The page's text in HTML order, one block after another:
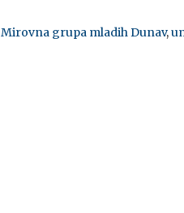
Mirovna grupa mladih Dunav,